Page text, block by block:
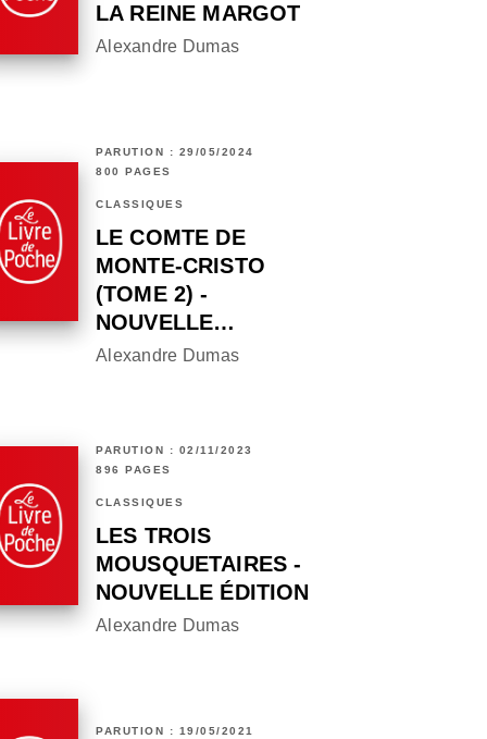
LA REINE MARGOT
Alexandre Dumas
PARUTION : 29/05/2024
800 PAGES
CLASSIQUES
LE COMTE DE
MONTE-CRISTO
(TOME 2) -
NOUVELLE…
Alexandre Dumas
PARUTION : 02/11/2023
896 PAGES
CLASSIQUES
LES TROIS
MOUSQUETAIRES -
NOUVELLE ÉDITION
Alexandre Dumas
PARUTION : 19/05/2021